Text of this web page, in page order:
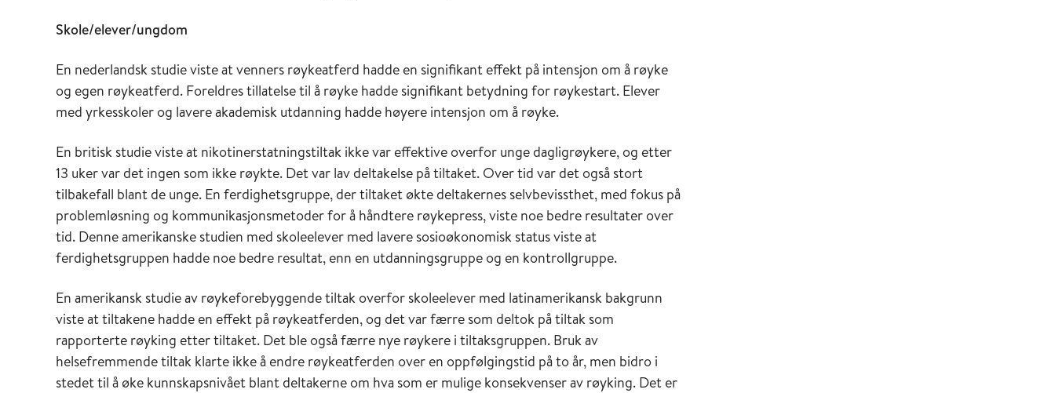
Skole/elever/ungdom
En nederlandsk studie viste at venners røykeatferd hadde en signifikant effekt på intensjon om å røyke
og egen røykeatferd. Foreldres tillatelse til å røyke hadde signifikant betydning for røykestart. Elever
med yrkesskoler og lavere akademisk utdanning hadde høyere intensjon om å røyke.
En britisk studie viste at nikotinerstatningstiltak ikke var effektive overfor unge dagligrøykere, og etter
13 uker var det ingen som ikke røykte. Det var lav deltakelse på tiltaket. Over tid var det også stort
tilbakefall blant de unge. En ferdighetsgruppe, der tiltaket økte deltakernes selvbevissthet, med fokus på
problemløsning og kommunikasjonsmetoder for å håndtere røykepress, viste noe bedre resultater over
tid. Denne amerikanske studien med skoleelever med lavere sosioøkonomisk status viste at
ferdighetsgruppen hadde noe bedre resultat, enn en utdanningsgruppe og en kontrollgruppe.
En amerikansk studie av røykeforebyggende tiltak overfor skoleelever med latinamerikansk bakgrunn
viste at tiltakene hadde en effekt på røykeatferden, og det var færre som deltok på tiltak som
rapporterte røyking etter tiltaket. Det ble også færre nye røykere i tiltaksgruppen. Bruk av
helsefremmende tiltak klarte ikke å endre røykeatferden over en oppfølgingstid på to år, men bidro i
stedet til å øke kunnskapsnivået blant deltakerne om hva som er mulige konsekvenser av røyking. Det er